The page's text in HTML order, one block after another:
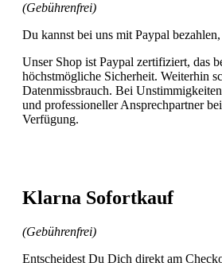
(Gebührenfrei)
Du kannst bei uns mit Paypal
Unser Shop ist Paypal zertifiziert, das
höchstmögliche Sicherheit. Weiterhin
Datenmissbrauch. Bei
und professioneller Ansprechpartner
Verfügung.
Klarna Sofortkauf
(Gebührenfrei)
Entscheidest Du Dich direkt am